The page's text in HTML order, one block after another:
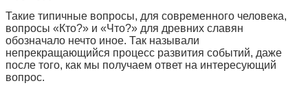
Такие типичные вопросы, для современного человека,
вопросы «Кто?» и «Что?» для древних славян
обозначало нечто иное. Так называли
непрекращающийся процесс развития событий, даже
после того, как мы получаем ответ на интересующий
вопрос.